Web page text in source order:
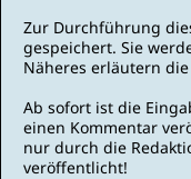
Zur Durchführung
gespeichert. Sie
Näheres erläutern die
Ab sofort ist die
einen Kommentar
nur durch die
veröffentlicht!